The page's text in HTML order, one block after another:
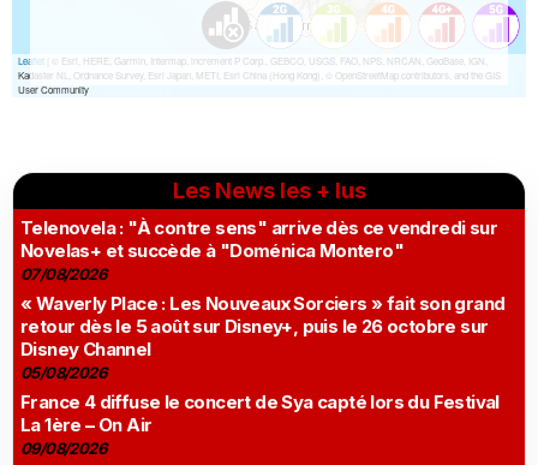
Les News les + lus
Telenovela : "À contre sens" arrive dès ce vendredi sur
Novelas+ et succède à "Doménica Montero"
07/08/2026
« Waverly Place : Les Nouveaux Sorciers » fait son grand
retour dès le 5 août sur Disney+, puis le 26 octobre sur
Disney Channel
05/08/2026
France 4 diffuse le concert de Sya capté lors du Festival
La 1ère – On Air
09/08/2026